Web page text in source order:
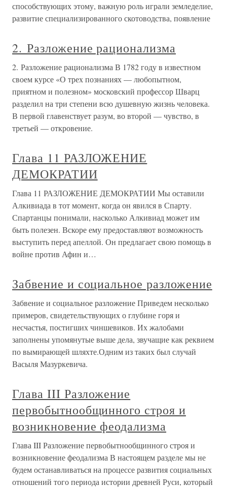
способствующих этому, важную роль играли земледелие,
развитие специализированного скотоводства, появление
2. Разложение рационализма
2. Разложение рационализма В 1782 году в известном
своем курсе «О трех познаниях — любопытном,
приятном и полезном» московский профессор Шварц
разделил на три степени всю душевную жизнь человека.
В первой главенствует разум, во второй — чувство, в
третьей — откровение.
Глава 11 РАЗЛОЖЕНИЕ
ДЕМОКРАТИИ
Глава 11 РАЗЛОЖЕНИЕ ДЕМОКРАТИИ Мы оставили
Алкивиада в тот момент, когда он явился в Спарту.
Спартанцы понимали, насколько Алкивиад может им
быть полезен. Вскоре ему предоставляют возможность
выступить перед апеллой. Он предлагает свою помощь в
войне против Афин и…
Забвение и социальное разложение
Забвение и социальное разложение Приведем несколько
примеров, свидетельствующих о глубине горя и
несчастья, постигших чиншевиков. Их жалобами
заполнены упомянутые выше дела, звучащие как реквием
по вымирающей шляхте.Одним из таких был случай
Васыля Мазуркевича.
Глава III Разложение
первобытнообщинного строя и
возникновение феодализма
Глава III Разложение первобытнообщинного строя и
возникновение феодализма В настоящем разделе мы не
будем останавливаться на процессе развития социальных
отношений того периода истории древней Руси, который